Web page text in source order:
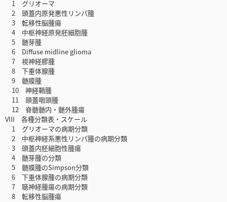
1 グリオーマ
2 頭蓋内原発悪性リンパ腫
3 転移性脳腫瘍
4 中枢神経原発胚細胞腫
5 髄芽腫
6 Diffuse midline glioma
7 視神経膠腫
8 下垂体腺腫
9 髄膜腫
10 神経鞘腫
11 頭蓋咽頭腫
12 脊髄髄内・髄外腫瘍
VIII 各種分類表・スケール
1 グリオーマの病期分類
2 中枢神経系悪性リンパ腫の病期分類
3 頭蓋内胚細胞性腫瘍
4 髄芽腫の分類
5 髄膜腫のSimpson分類
6 下垂体腺腫の病期分類
7 聴神経腫瘍の病期分類
8 転移性脳腫瘍